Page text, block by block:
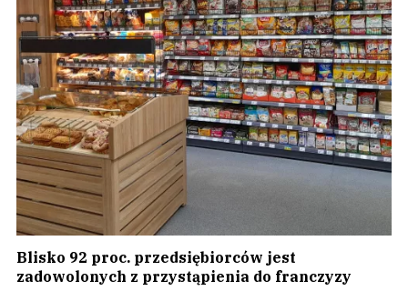
Blisko 92 proc. przedsiębiorców jest
zadowolonych z przystąpienia do franczyzy